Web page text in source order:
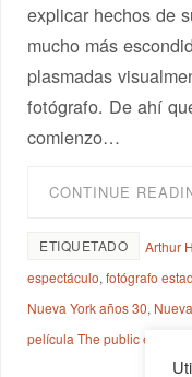
explicar hechos de
mucho más
plasmadas
fotógrafo. De ahí
comienzo…
CONTINUE
ETIQUETADO Arthur
espectáculo,fotógrafo
Nueva York años 30,
película The public eye